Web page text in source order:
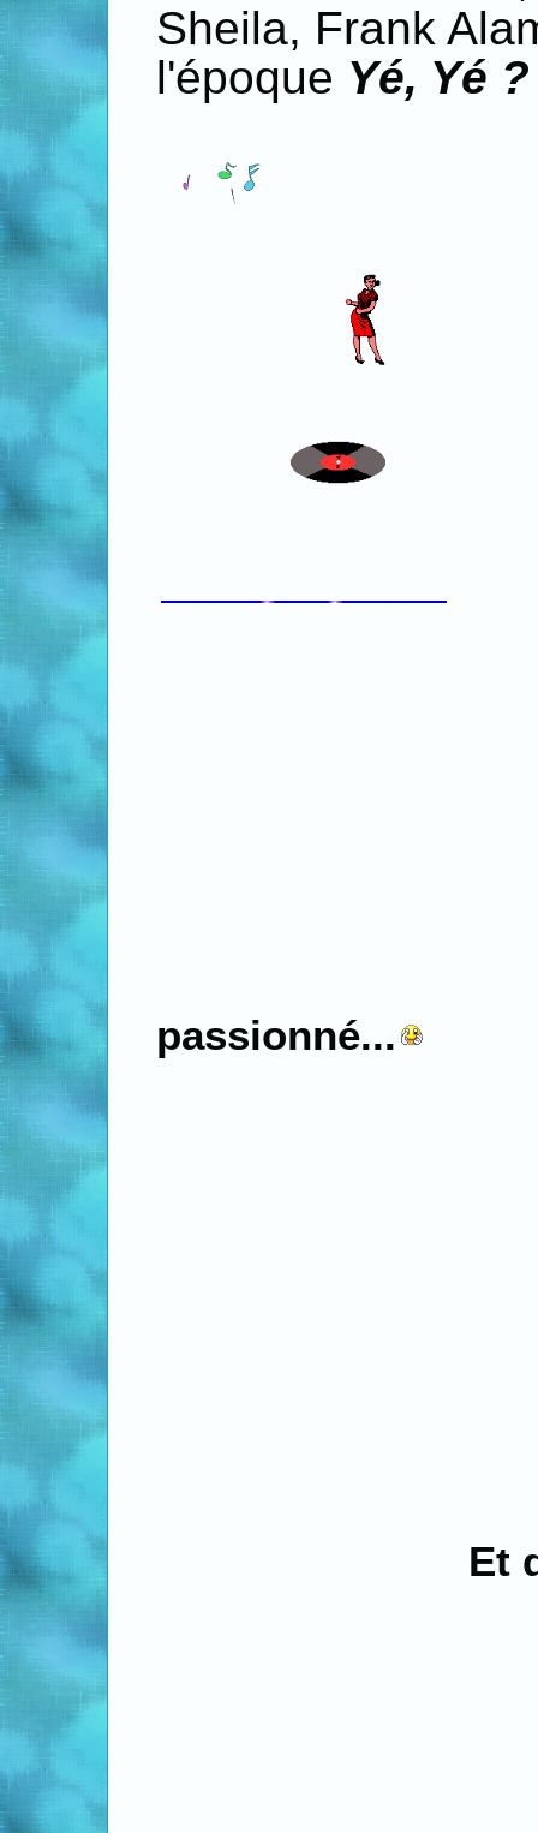
Sheila, Frank
l'époque Yé, Yé ?
passionné...
Et d'un